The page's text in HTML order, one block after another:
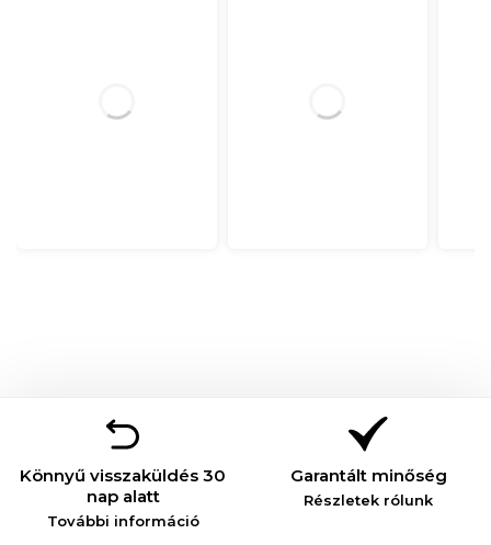
Könnyű visszaküldés 30
nap alatt
További információ
Garantált minőség
Részletek rólunk